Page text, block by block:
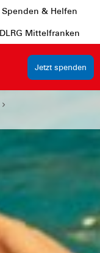
Spenden & Helfen
DLRG Mittelfranken
Jetzt spenden